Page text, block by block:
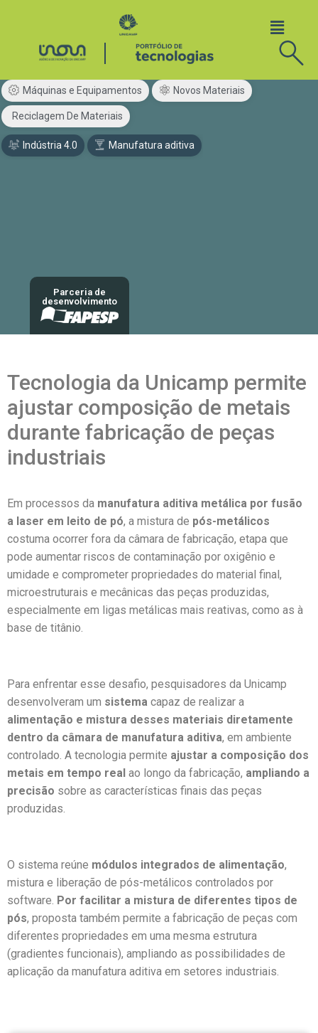
Máquinas e Equipamentos Novos Materiais
Reciclagem De Materiais
Indústria 4.0 Manufatura aditiva
Parceria de
desenvolvimento
Tecnologia da Unicamp permite
ajustar composição de metais
durante fabricação de peças
industriais
Em processos da manufatura aditiva metálica por fusão
a laser em leito de pó, a mistura de pós-metálicos
costuma ocorrer fora da câmara de fabricação, etapa que
pode aumentar riscos de contaminação por oxigênio e
umidade e comprometer propriedades do material final,
microestruturais e mecânicas das peças produzidas,
especialmente em ligas metálicas mais reativas, como as à
base de titânio.
Para enfrentar esse desafio, pesquisadores da Unicamp
desenvolveram um sistema capaz de realizar a
alimentação e mistura desses materiais diretamente
dentro da câmara de manufatura aditiva, em ambiente
controlado. A tecnologia permite ajustar a composição dos
metais em tempo real ao longo da fabricação, ampliando a
precisão sobre as características finais das peças
produzidas.
O sistema reúne módulos integrados de alimentação,
mistura e liberação de pós-metálicos controlados por
software. Por facilitar a mistura de diferentes tipos de
pós, proposta também permite a fabricação de peças com
diferentes propriedades em uma mesma estrutura
(gradientes funcionais), ampliando as possibilidades de
aplicação da manufatura aditiva em setores industriais.